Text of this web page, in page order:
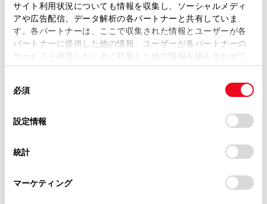
サイト利用状況についても情報を収集し、ソーシャルメディ
アや広告配信、データ解析の各パートナーと共有していま
す。各パートナーは、ここで収集された情報とユーザーが各
パートナーに提供した他の情報、ユーザーが各パートナーの
サービスを使用したときに収集した他の情報を組み合わせて
使用することがあります。当ウェブサイトの使用を続行する
デバイスにすべてのCookie(クッキー)が保存されることに同
意したことになります。Cookie(クッキー)のオプトアウト、
設定の変更、同意を撤回したりするにあたっては、当社の
「Cookie（クッキー）情報の取り扱いについて
」をご覧くだ
必須
設定情報
統計
マーケティング
2000cc
2WD FF
プラチナホワイトパールマイカ